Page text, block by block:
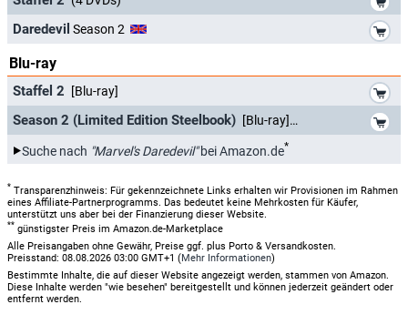
Daredevil Season 2
Blu-ray
Staffel 2 [Blu-ray]
Season 2 (Limited Edition Steelbook) [Blu-ray]
Suche nach "Marvel's Daredevil"bei Amazon.de*
* Transparenzhinweis: Für gekennzeichnete Links erhalten wir Provisionen im Rahmen
eines Affiliate-Partnerprogramms. Das bedeutet keine Mehrkosten für Käufer,
unterstützt uns aber bei der Finanzierung dieser Website.
** günstigster Preis im Amazon.de-Marketplace
Alle Preisangaben ohne Gewähr, Preise ggf. plus Porto & Versandkosten.
Preisstand: 08.08.2026 03:00 GMT+1 (Mehr Informationen)
Bestimmte Inhalte, die auf dieser Website angezeigt werden, stammen von Amazon.
Diese Inhalte werden "wie besehen" bereitgestellt und können jederzeit geändert oder
entfernt werden.